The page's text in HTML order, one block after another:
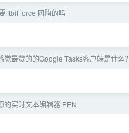
fitbit force 团购的吗
觉最赞的的Google Tasks客户端是什么？
的实时文本编辑器 PEN